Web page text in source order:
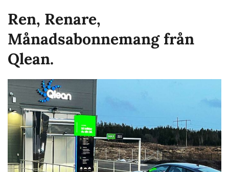
Ren, Renare,
Månadsabonnemang från
Qlean.